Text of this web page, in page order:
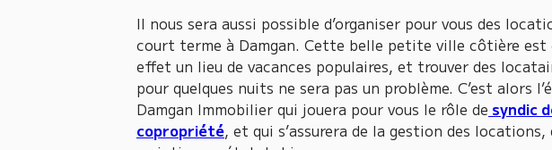
Il nous sera aussi possible d’organiser pour vous des
court terme à Damgan. Cette belle petite ville côtière est
effet un lieu de vacances populaires, et trouver des
pour quelques nuits ne sera pas un problème. C’est alors
Damgan Immobilier qui jouera pour vous le rôle de syndic
copropriété, et qui s’assurera de la gestion des locations,